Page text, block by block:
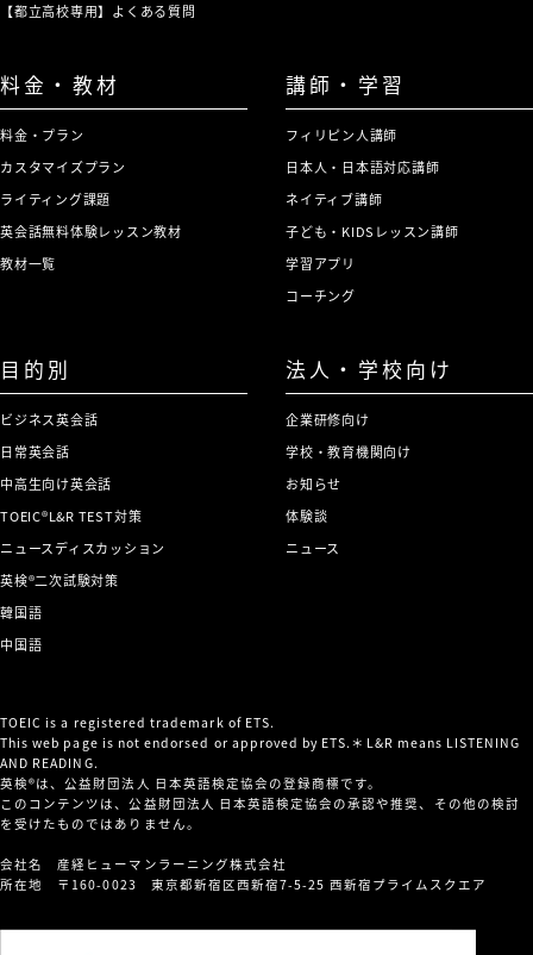
【都立高校専用】よくある質問
料金・教材
料金・プラン
カスタマイズプラン
ライティング課題
英会話無料体験レッスン教材
教材一覧
講師・学習
フィリピン人講師
日本人・日本語対応講師
ネイティブ講師
子ども・KIDSレッスン講師
学習アプリ
コーチング
目的別
ビジネス英会話
日常英会話
中高生向け英会話
TOEIC®L&R TEST対策
ニュースディスカッション
英検®二次試験対策
韓国語
中国語
法人・学校向け
企業研修向け
学校・教育機関向け
お知らせ
体験談
ニュース
TOEIC is a registered trademark of ETS.
This web page is not endorsed or approved by ETS.＊L&R means LISTENING
AND READING.
英検®は、公益財団法人 日本英語検定協会の登録商標です。
このコンテンツは、公益財団法人 日本英語検定協会の承認や推奨、その他の検討
を受けたものではありません。
会社名 産経ヒューマンラーニング株式会社
所在地 〒160-0023 東京都新宿区西新宿7-5-25 西新宿プライムスクエア